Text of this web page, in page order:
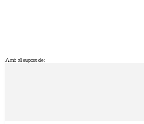
Amb el suport de: